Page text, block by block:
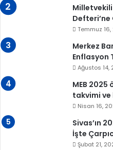
Milletvekili
Defteri’ne
Temmuz
Merkez
Enflasyon
Ağustos 14,
MEB
takvimi ve
Nisan 16,
Sivas’ın
İşte
Şubat 21,